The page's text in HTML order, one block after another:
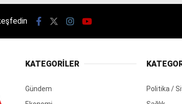
KATEGORİLER
Gündem
Politika /